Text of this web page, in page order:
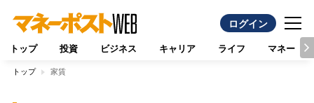
ログイン
トップ 投資 ビジネス キャリア ライフ マネー
トップ 家賃